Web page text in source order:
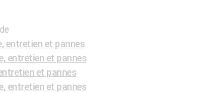
entretien et pannes
entretien et pannes
et pannes
entretien et pannes